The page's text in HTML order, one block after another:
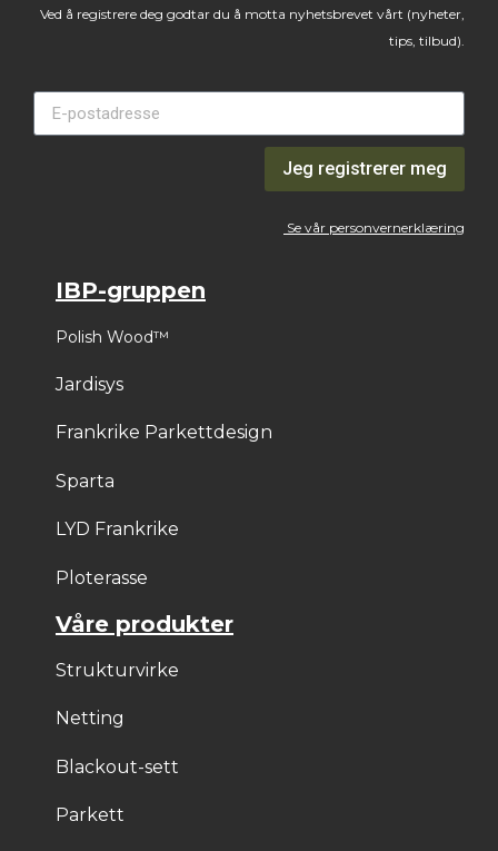
Ved å registrere deg godtar du å motta nyhetsbrevet vårt (nyheter,
tips, tilbud).
Jeg registrerer meg
Se vår personvernerklæring
IBP-gruppen
Polish Wood™
Jardisys
Frankrike Parkettdesign
Sparta
LYD Frankrike
Ploterasse
Våre produkter
Strukturvirke
Netting
Blackout-sett
Parkett